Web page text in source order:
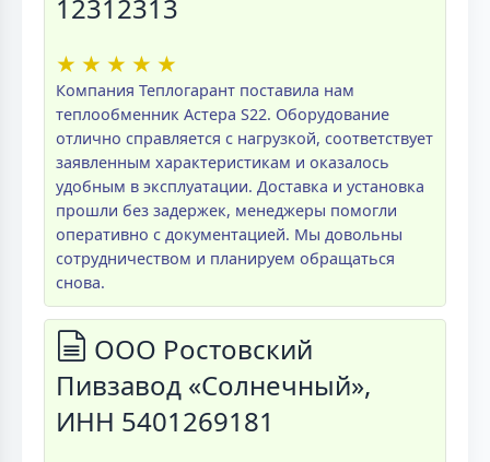
12312313
★ ★ ★ ★ ★
Компания Теплогарант поставила нам
теплообменник Астера S22. Оборудование
отлично справляется с нагрузкой, соответствует
заявленным характеристикам и оказалось
удобным в эксплуатации. Доставка и установка
прошли без задержек, менеджеры помогли
оперативно с документацией. Мы довольны
сотрудничеством и планируем обращаться
снова.
ООО Ростовский
Пивзавод «Солнечный»,
ИНН 5401269181